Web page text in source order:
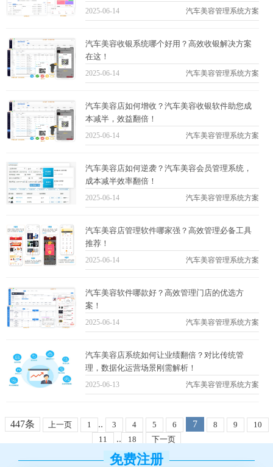
2025-06-14
汽车美容管理系统方案
汽车美容收银系统哪个好用？高效收银解决方案
在这！
2025-06-14
汽车美容管理系统方案
汽车美容店如何增收？汽车美容收银软件助您成
本减半，效益翻倍！
2025-06-14
汽车美容管理系统方案
汽车美容店如何逆袭？汽车美容会员管理系统，
成本减半效率翻倍！
2025-06-14
汽车美容管理系统方案
汽车美容店管理软件哪家强？高效管理必备工具
推荐！
2025-06-14
汽车美容管理系统方案
汽车美容软件哪款好？高效管理门店的优选方
案！
2025-06-14
汽车美容管理系统方案
汽车美容店系统如何让业绩翻倍？对比传统管
理，数据化运营场景刚需解析！
2025-06-13
汽车美容管理系统方案
447条 上一页 1 .. 3 4 5 6 7 8 9
10
11
.. 18 下一页
免费注册